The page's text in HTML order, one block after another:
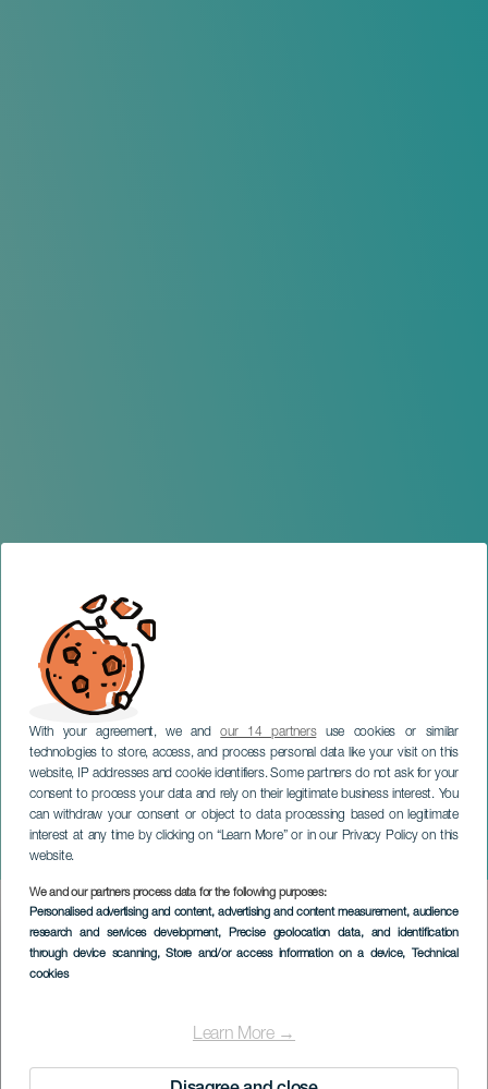
With your agreement, we andour 14 partnersuse cookies or similar
technologies to store, access, and process personal data like your visit on this
website, IP addresses and cookie identifiers. Some partners do not ask for your
consent to process your data and rely on their legitimate business interest. You
can withdraw your consent or object to data processing based on legitimate
interest at any time by clicking on “Learn More” or in our Privacy Policy on this
website.
We and our partners process data for the following purposes:
Personalised advertising and content, advertising and content measurement, audience
research and services development, Precise geolocation data, and identification
through device scanning, Store and/or access information on a device, Technical
cookies
Learn More →
I tappeti del Corpus
Christi
TENERIFE
Imagen
Listado